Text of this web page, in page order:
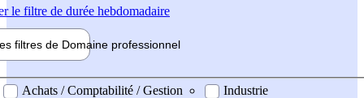
le filtre de durée hebdomadaire
filtres de Domaine professionnel
professionel
Achats / Comptabilité / Gestion
Industrie